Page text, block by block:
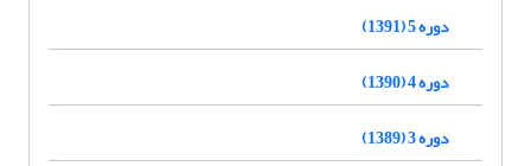
دوره 5 (1391)
دوره 4 (1390)
دوره 3 (1389)